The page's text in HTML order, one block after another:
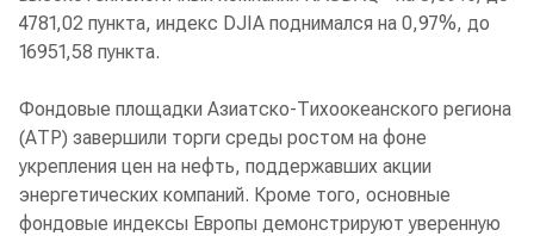
4781,02 пункта, индекс DJIA поднимался на 0,97%, до
16951,58 пункта.
Фондовые площадки Азиатско-Тихоокеанского региона
(АТР) завершили торги среды ростом на фоне
укрепления цен на нефть, поддержавших акции
энергетических компаний. Кроме того, основные
фондовые индексы Европы демонстрируют уверенную